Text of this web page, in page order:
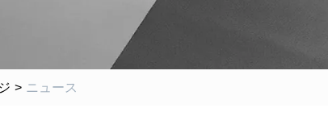
> ニュース